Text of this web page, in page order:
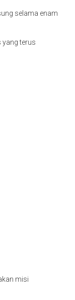
selama enam
yang terus
misi